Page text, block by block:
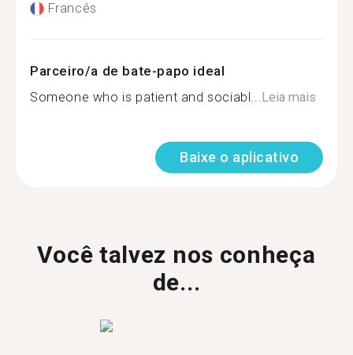
Francês
Parceiro/a de bate-papo ideal
Someone who is patient and sociabl...Leia mais
Baixe o aplicativo
Você talvez nos conheça
de...